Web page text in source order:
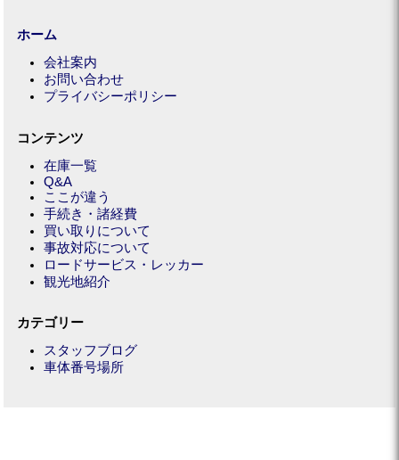
ホーム
会社案内
お問い合わせ
プライバシーポリシー
コンテンツ
在庫一覧
Q&A
ここが違う
手続き・諸経費
買い取りについて
事故対応について
ロードサービス・レッカー
観光地紹介
カテゴリー
スタッフブログ
車体番号場所